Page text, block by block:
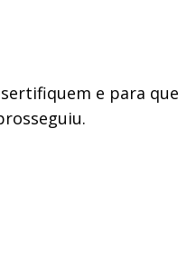
e para que